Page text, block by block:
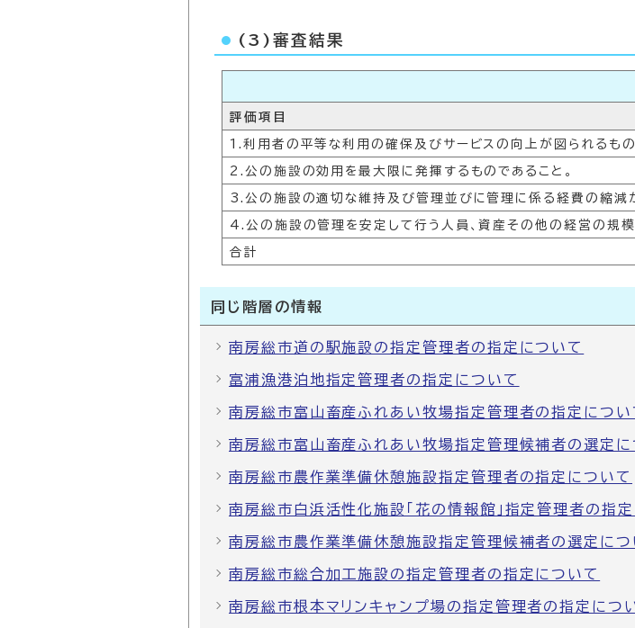
(3)審査結果
評価項目
1.利用者の平等な利用の確保及びサービスの向上が図られるもの
2.公の施設の効用を最大限に発揮するものであること。
3.公の施設の適切な維持及び管理並びに管理に係る経費の縮減
4.公の施設の管理を安定して行う人員、資産その他の経営の規模
合計
同じ階層の情報
南房総市道の駅施設の指定管理者の指定について
富浦漁港泊地指定管理者の指定について
南房総市富山畜産ふれあい牧場指定管理者の指定につい
南房総市富山畜産ふれあい牧場指定管理候補者の選定に
南房総市農作業準備休憩施設指定管理者の指定について
南房総市白浜活性化施設「花の情報館」指定管理者の指
南房総市農作業準備休憩施設指定管理候補者の選定につ
南房総市総合加工施設の指定管理者の指定について
南房総市根本マリンキャンプ場の指定管理者の指定につ